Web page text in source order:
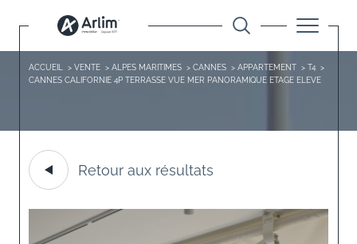
ACCUEIL VENTE ALPES MARITIMES CANNES APPARTEMENT
T4
CANNES CALIFORNIE 4P TERRASSE VUE MER PANORAMIQUE ETAGE ELEVE
Retour aux résultats